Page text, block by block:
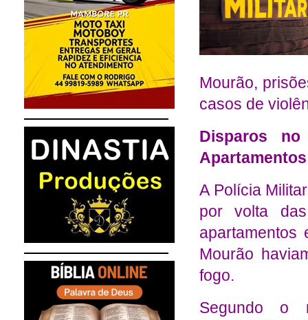
Mourão,
casos de
Disparos
Apartamentos
A Polícia
por volta
apartamentos
Mourão
fogo.
Segundo o